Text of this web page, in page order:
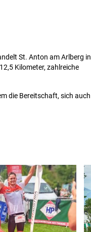
St. Anton am Arlberg in
Kilometer, zahlreiche
die Bereitschaft, sich auch